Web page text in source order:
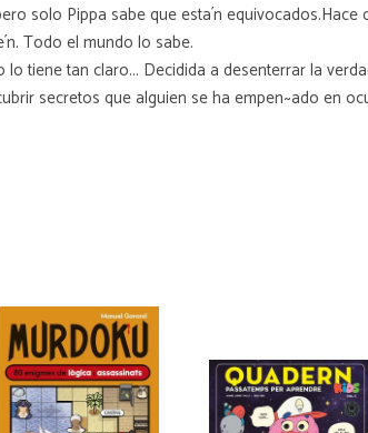
solo Pippa sabe que esta´n
Todo el mundo lo sabe.
tiene tan claro... Decidida a desenterrar la
secretos que alguien se ha empen~ado en